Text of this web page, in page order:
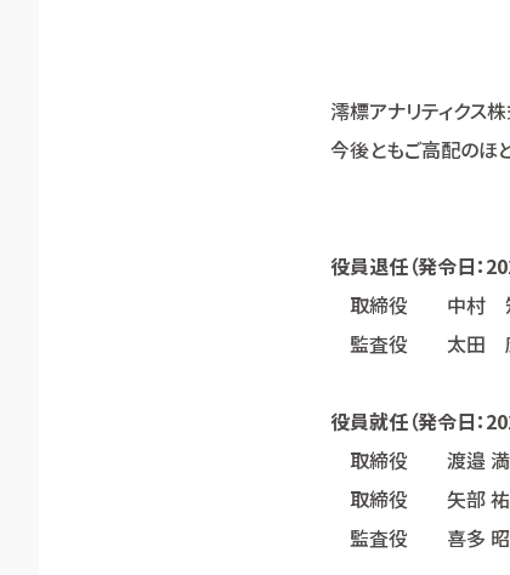
澪標アナリティクス
今後ともご高配のほ
役員退任（発令日：
取締役 中村
監査役 太田
役員就任（発令日：
取締役 渡邉 満
取締役 矢部
監査役 喜多 昭